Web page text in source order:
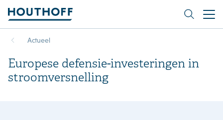
Actueel
Europese defensie-investeringen in
stroomversnelling